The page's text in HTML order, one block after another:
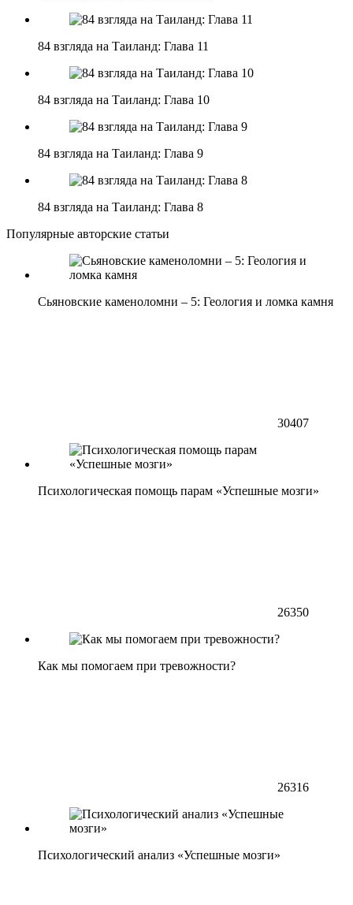
84 взгляда на Таиланд: Глава 11
84 взгляда на Таиланд: Глава 10
84 взгляда на Таиланд: Глава 9
84 взгляда на Таиланд: Глава 8
Популярные авторские статьи
Сьяновские каменоломни – 5: Геология и ломка камня
30407
Психологическая помощь парам «Успешные мозги»
26350
Как мы помогаем при тревожности?
26316
Психологический анализ «Успешные мозги»